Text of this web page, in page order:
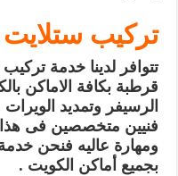
تركيب ستلايت
تتوافر لدينا خدمة
قرطبة بكافة الاماكن
الرسيفر وتمديد
فنيين متخصصين فى هذا
ومهارة عاليه فنحن
بجميع أماكن الكويت .